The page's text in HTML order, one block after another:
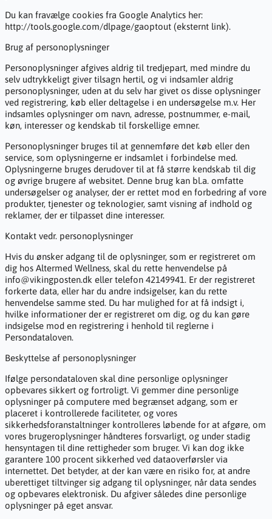
Du kan fravælge cookies fra Google Analytics her:
http://tools.google.com/dlpage/gaoptout (eksternt link).
Brug af personoplysninger
Personoplysninger afgives aldrig til tredjepart, med mindre du
selv udtrykkeligt giver tilsagn hertil, og vi indsamler aldrig
personoplysninger, uden at du selv har givet os disse oplysninger
ved registrering, køb eller deltagelse i en undersøgelse m.v. Her
indsamles oplysninger om navn, adresse, postnummer, e-mail,
køn, interesser og kendskab til forskellige emner.
Personoplysninger bruges til at gennemføre det køb eller den
service, som oplysningerne er indsamlet i forbindelse med.
Oplysningerne bruges derudover til at få større kendskab til dig
og øvrige brugere af websitet. Denne brug kan bl.a. omfatte
undersøgelser og analyser, der er rettet mod en forbedring af vore
produkter, tjenester og teknologier, samt visning af indhold og
reklamer, der er tilpasset dine interesser.
Kontakt vedr. personoplysninger
Hvis du ønsker adgang til de oplysninger, som er registreret om
dig hos Altermed Wellness, skal du rette henvendelse på
info@vikingposten.dk eller telefon 42149941. Er der registreret
forkerte data, eller har du andre indsigelser, kan du rette
henvendelse samme sted. Du har mulighed for at få indsigt i,
hvilke informationer der er registreret om dig, og du kan gøre
indsigelse mod en registrering i henhold til reglerne i
Persondataloven.
Beskyttelse af personoplysninger
Ifølge persondataloven skal dine personlige oplysninger
opbevares sikkert og fortroligt. Vi gemmer dine personlige
oplysninger på computere med begrænset adgang, som er
placeret i kontrollerede faciliteter, og vores
sikkerhedsforanstaltninger kontrolleres løbende for at afgøre, om
vores brugeroplysninger håndteres forsvarligt, og under stadig
hensyntagen til dine rettigheder som bruger. Vi kan dog ikke
garantere 100 procent sikkerhed ved dataoverførsler via
internettet. Det betyder, at der kan være en risiko for, at andre
uberettiget tiltvinger sig adgang til oplysninger, når data sendes
og opbevares elektronisk. Du afgiver således dine personlige
oplysninger på eget ansvar.